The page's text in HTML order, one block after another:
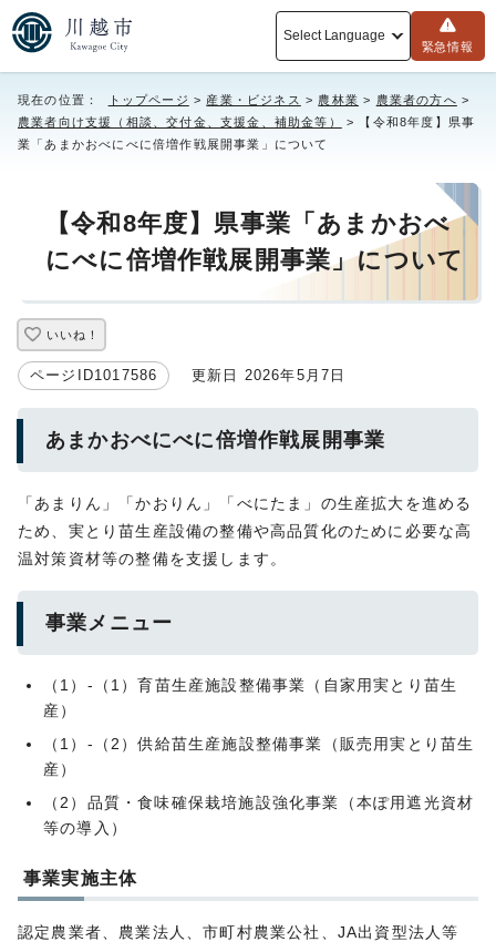
Select Language
緊急情報
現在の位置： トップページ > 産業・ビジネス > 農林業 > 農業者の方へ >
農業者向け支援（相談、交付金、支援金、補助金等）
> 【令和8年度】県事
業「あまかおべにべに倍増作戦展開事業」について
【令和8年度】県事業「あまかおべ
にべに倍増作戦展開事業」について
いいね！
ページID1017586 更新日 2026年5月7日
あまかおべにべに倍増作戦展開事業
「あまりん」「かおりん」「べにたま」の生産拡大を進める
ため、実とり苗生産設備の整備や高品質化のために必要な高
温対策資材等の整備を支援します。
事業メニュー
（1）-（1）育苗生産施設整備事業（自家用実とり苗生
産）
（1）-（2）供給苗生産施設整備事業（販売用実とり苗生
産）
（2）品質・食味確保栽培施設強化事業（本ぽ用遮光資材
等の導入）
事業実施主体
認定農業者、農業法人、市町村農業公社、JA出資型法人等